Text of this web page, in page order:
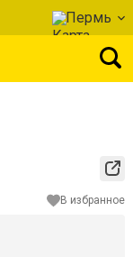
Пермь
В избранное